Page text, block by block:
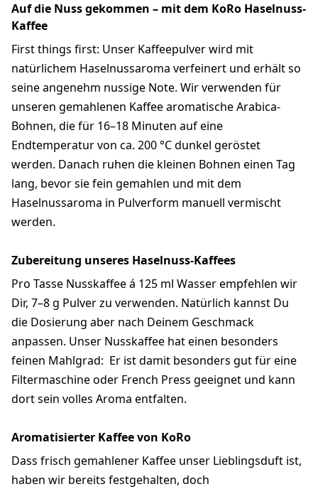
Auf die Nuss gekommen – mit dem KoRo Haselnuss-
Kaffee
First things first: Unser Kaffeepulver wird mit
natürlichem Haselnussaroma verfeinert und erhält so
seine angenehm nussige Note. Wir verwenden für
unseren gemahlenen Kaffee aromatische Arabica-
Bohnen, die für 16–18 Minuten auf eine
Endtemperatur von ca. 200 °C dunkel geröstet
werden. Danach ruhen die kleinen Bohnen einen Tag
lang, bevor sie fein gemahlen und mit dem
Haselnussaroma in Pulverform manuell vermischt
werden.
Zubereitung unseres Haselnuss-Kaffees
Pro Tasse Nusskaffee á 125 ml Wasser empfehlen wir
Dir, 7–8 g Pulver zu verwenden. Natürlich kannst Du
die Dosierung aber nach Deinem Geschmack
anpassen. Unser Nusskaffee hat einen besonders
feinen Mahlgrad: Er ist damit besonders gut für eine
Filtermaschine oder French Press geeignet und kann
dort sein volles Aroma entfalten.
Aromatisierter Kaffee von KoRo
Dass frisch gemahlener Kaffee unser Lieblingsduft ist,
haben wir bereits festgehalten, doch